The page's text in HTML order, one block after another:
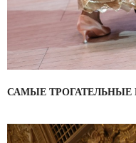
САМЫЕ ТРОГАТЕЛЬНЫЕ